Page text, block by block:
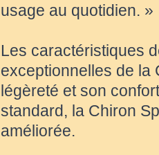
usage au quotidien. »
Les caractéristiques
exceptionnelles de la
légèreté et son
standard, la Chiron
améliorée.